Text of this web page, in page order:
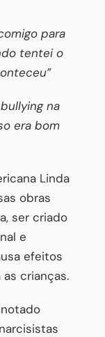
para
tentei o
na
era bom
Linda
obras
ser criado
e
efeitos
crianças.